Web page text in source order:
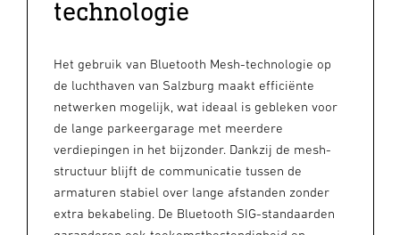
technologie
Het gebruik van Bluetooth Mesh-technologie op
de luchthaven van Salzburg maakt efficiënte
netwerken mogelijk, wat ideaal is gebleken voor
de lange parkeergarage met meerdere
verdiepingen in het bijzonder. Dankzij de mesh-
structuur blijft de communicatie tussen de
armaturen stabiel over lange afstanden zonder
extra bekabeling. De Bluetooth SIG-standaarden